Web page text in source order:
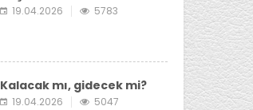
19.04.2026 5783
Kalacak mı, gidecek mi?
19.04.2026 5047